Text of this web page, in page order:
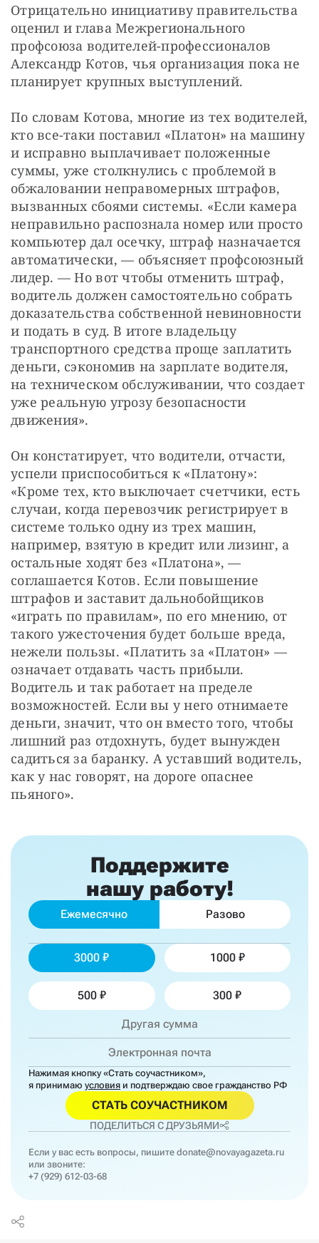
Отрицательно инициативу правительства
оценил и глава Межрегионального
профсоюза водителей-профессионалов
Александр Котов, чья организация пока не
планирует крупных выступлений.
По словам Котова, многие из тех водителей,
кто все-таки поставил «Платон» на машину
и исправно выплачивает положенные
суммы, уже столкнулись с проблемой в
обжаловании неправомерных штрафов,
вызванных сбоями системы. «Если камера
неправильно распознала номер или просто
компьютер дал осечку, штраф назначается
автоматически, — объясняет профсоюзный
лидер. — Но вот чтобы отменить штраф,
водитель должен самостоятельно собрать
доказательства собственной невиновности
и подать в суд. В итоге владельцу
транспортного средства проще заплатить
деньги, сэкономив на зарплате водителя,
на техническом обслуживании, что создает
уже реальную угрозу безопасности
движения».
Он констатирует, что водители, отчасти,
успели приспособиться к «Платону»:
«Кроме тех, кто выключает счетчики, есть
случаи, когда перевозчик регистрирует в
системе только одну из трех машин,
например, взятую в кредит или лизинг, а
остальные ходят без «Платона», —
соглашается Котов. Если повышение
штрафов и заставит дальнобойщиков
«играть по правилам», по его мнению, от
такого ужесточения будет больше вреда,
нежели пользы. «Платить за «Платон» —
означает отдавать часть прибыли.
Водитель и так работает на пределе
возможностей. Если вы у него отнимаете
деньги, значит, что он вместо того, чтобы
лишний раз отдохнуть, будет вынужден
садиться за баранку. А уставший водитель,
как у нас говорят, на дороге опаснее
пьяного».
Поддержите
нашу работу!
Ежемесячно Разово
3000 1000
500 300
Нажимая кнопку «Стать соучастником»,
я принимаю условия и подтверждаю свое гражданство РФ
СТАТЬ СОУЧАСТНИКОМ
ПОДЕЛИТЬСЯ С ДРУЗЬЯМИ
Если у вас есть вопросы, пишите donate@novayagazeta.ru
или звоните:
+7 (929) 612-03-68